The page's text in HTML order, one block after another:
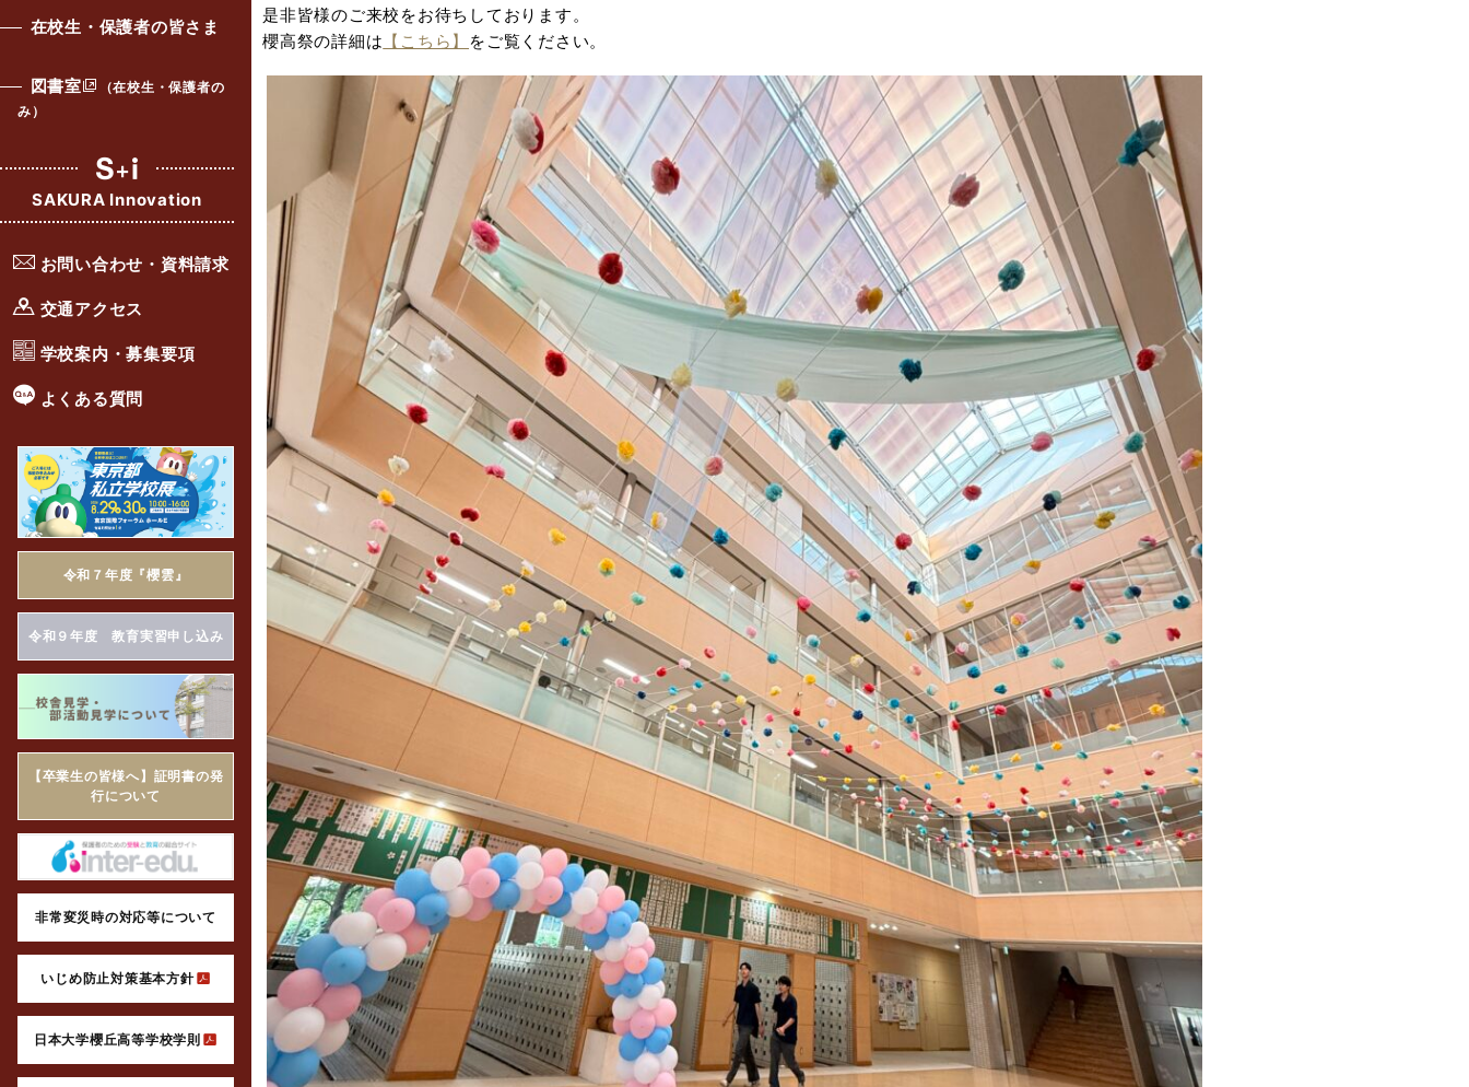
在校生・保護者の皆さま
図書室
（在校生・保護者の
み）
SAKURA Innovation
お問い合わせ・資料請求
交通アクセス
学校案内・募集要項
よくある質問
令和７年度『櫻雲』
令和９年度 教育実習申し込み
【卒業生の皆様へ】証明書の発
行について
非常変災時の対応等について
いじめ防止対策基本方針
日本大学櫻丘高等学校学則
是非皆様のご来校をお待ちしております。
櫻高祭の詳細は 【こちら】 をご覧ください。